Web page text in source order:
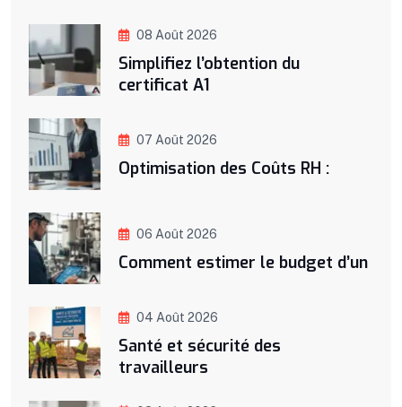
08 Août 2026
Simplifiez l’obtention du
certificat A1
07 Août 2026
Optimisation des Coûts RH :
06 Août 2026
Comment estimer le budget d’un
04 Août 2026
Santé et sécurité des
travailleurs